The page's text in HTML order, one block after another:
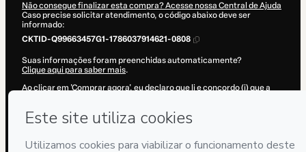
Não consegue finalizar esta compra? Acesse nossa Central de Ajuda
Caso precise solicitar atendimento, o código abaixo deve ser
informado:
CKTID-Q99663457G1-1786037914621-0808
Suas informações foram preenchidas automaticamente?
Clique aqui para saber mais.
Ao clicar em 'Comprar agora', eu declaro que li e concordo (i) que a
deste; (ii) com osTermos de Uso,Política de Privacidade
Políticas da Hotmart e (iii) que sou maior de idade ou autorizado e